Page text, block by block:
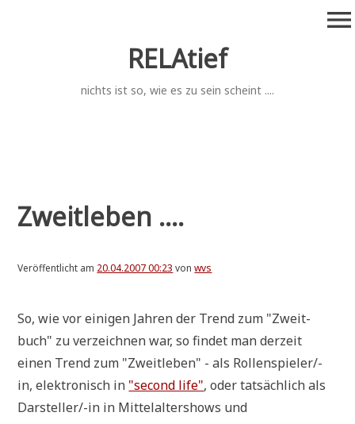
RELAtief
nichts ist so, wie es zu sein scheint ....
menu
Zweitleben ....
Veröffentlicht am 20.04.2007 00:23 vonwvs
So, wie vor eini­gen Jah­ren der Trend zum "Zweit­
buch" zu ver­zeich­nen war, so fin­det man der­zeit
einen Trend zum "Zweit­le­ben" - als Rol­len­spie­ler/-
in, elek­tro­nisch in "second life", oder tat­säch­lich als
Dar­stel­ler/-in in Mit­tel­al­ter­shows und